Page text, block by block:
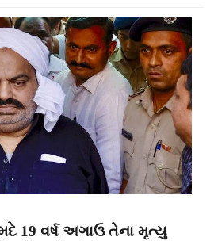
19 વર્ષ અગાઉ તેના મૃત્યુ